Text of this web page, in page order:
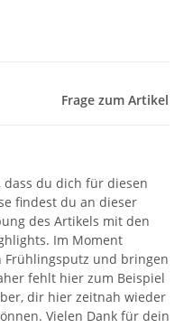
Frage zum Artikel
du dich für diesen
findest du an dieser
des Artikels mit den
Im Moment
und bringen
fehlt hier zum Beispiel
dir hier zeitnah wieder
Vielen Dank für dein